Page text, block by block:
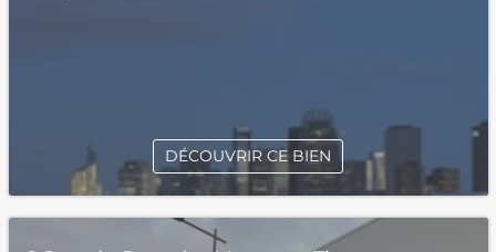
DÉCOUVRIR CE BIEN